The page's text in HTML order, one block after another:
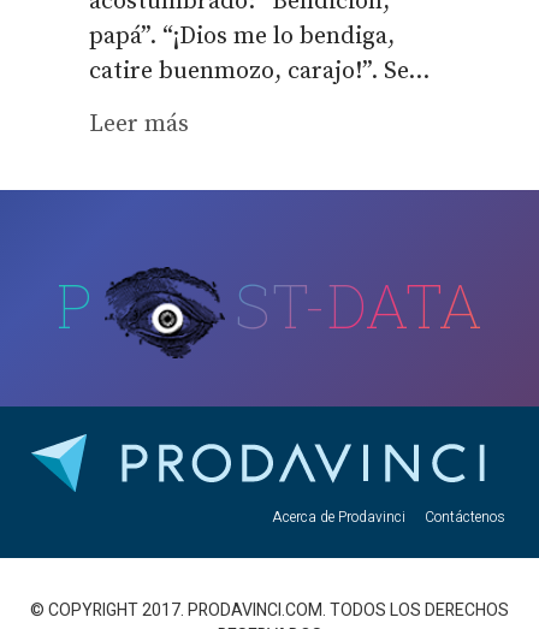
papá”. “¡Dios me lo bendiga,
catire buenmozo, carajo!”. Se...
Leer más
P ST-DATA
Acerca de Prodavinci Contáctenos
© COPYRIGHT 2017. PRODAVINCI.COM. TODOS LOS DERECHOS